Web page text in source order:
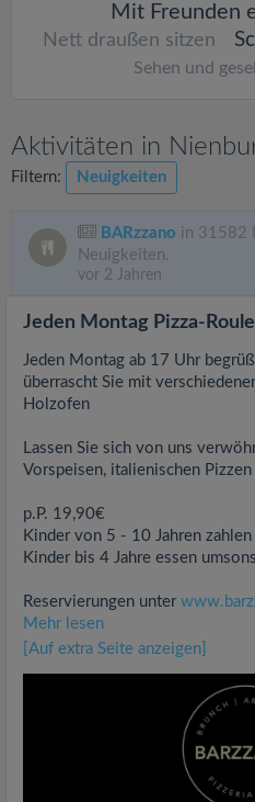
Mit Freunden
Nett draußen sitzen
Sehen und
Aktivitäten in
Filtern: Neuigkeiten
BARzzano in 31582
Neuigkeiten.
vor 2 Jahren
Jeden Montag Pizza-
Jeden Montag ab 17 Uhr
überrascht Sie mit
Holzofen
Lassen Sie sich von uns
Vorspeisen, italienischen
p.P. 19,90€
Kinder von 5 - 10 Jahren
Kinder bis 4 Jahre essen
Reservierungen unter
Mehr lesen
[Auf extra Seite anzeigen]